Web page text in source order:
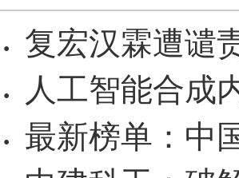
· 复宏汉霖遭谴
· 人工智能合成
· 最新榜单：中